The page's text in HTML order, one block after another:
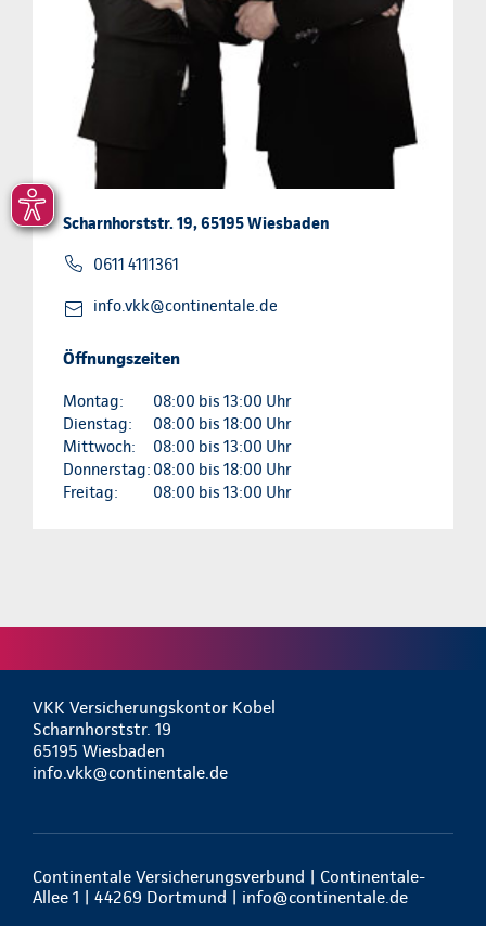
Scharnhorststr. 19, 65195 Wiesbaden
0611 4111361
info.vkk@continentale.de
Öffnungszeiten
Montag:
08:00 bis 13:00 Uhr
Dienstag:
08:00 bis 18:00 Uhr
Mittwoch:
08:00 bis 13:00 Uhr
Donnerstag: 08:00 bis 18:00 Uhr
Freitag:
08:00 bis 13:00 Uhr
VKK Versicherungskontor Kobel
Scharnhorststr. 19
65195 Wiesbaden
info.vkk@continentale.de
Continentale Versicherungsverbund | Continentale-
Allee 1 | 44269 Dortmund | info@continentale.de